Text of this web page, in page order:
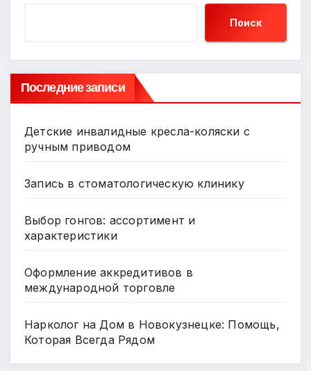
Поиск
Последние записи
Детские инвалидные кресла-коляски с
ручным приводом
Запись в стоматологическую клинику
Выбор гонгов: ассортимент и
характеристики
Оформление аккредитивов в
международной торговле
Нарколог на Дом в Новокузнецке: Помощь,
Которая Всегда Рядом